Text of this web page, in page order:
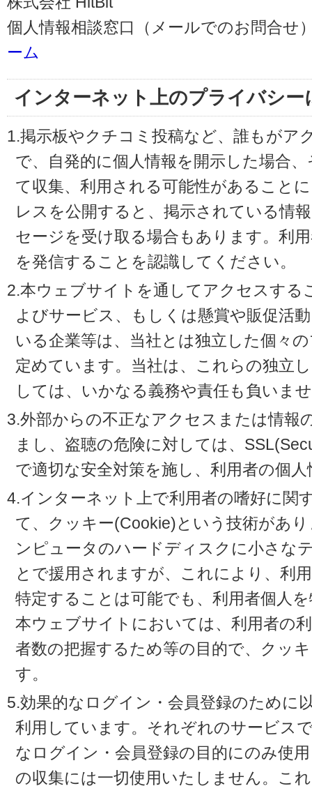
個人情報相談窓口（メールでのお問合せ
ーム
インターネット上のプライバシー
1.掲示板やクチコミ投稿など、誰もがア
で、自発的に個人情報を開示した場合
て収集、利用される可能性があること
レスを公開すると、掲示されている情
セージを受け取る場合もあります。利
を発信することを認識してください。
2.本ウェブサイトを通してアクセスする
よびサービス、もしくは懸賞や販促活
いる企業等は、当社とは独立した個々
定めています。当社は、これらの独立
しては、いかなる義務や責任も負いま
3.外部からの不正なアクセスまたは情報
まし、盗聴の危険に対しては、
で適切な安全対策を施し、利用者の個
4.インターネット上で利用者の嗜好に関
て、クッキー(Cookie)という技術があ
ンピュータのハードディスクに小さな
とで援用されますが、これにより、利
特定することは可能でも、利用者個人
本ウェブサイトにおいては、利用者の
者数の把握するため等の目的で、クッ
す。
5.効果的なログイン・会員登録のために
利用しています。それぞれのサービス
なログイン・会員登録の目的にのみ使
の収集には一切使用いたしません。こ